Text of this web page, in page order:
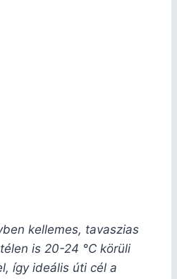
kellemes, tavaszias
is 20-24 °C körüli
így ideális úti cél a